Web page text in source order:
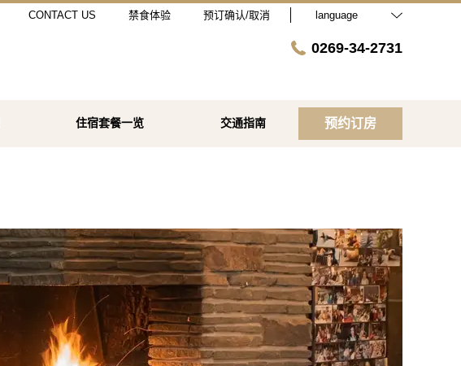
CONTACT US 禁食体验 预订确认/取消 language
0269-34-2731
住宿套餐一览 交通指南 预约订房